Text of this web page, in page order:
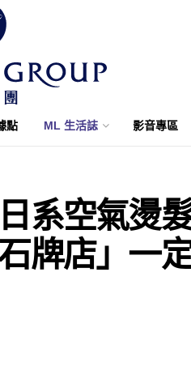
點 ML 生活誌 影音專區
系空氣燙
牌店」一